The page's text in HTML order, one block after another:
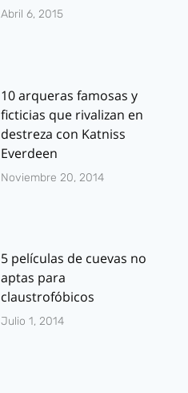
Abril 6, 2015
10 arqueras famosas y
ficticias que rivalizan en
destreza con Katniss
Everdeen
Noviembre 20, 2014
5 películas de cuevas no
aptas para
claustrofóbicos
Julio 1, 2014